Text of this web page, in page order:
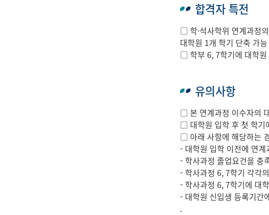
합격자 특전
□ 학·석사학위 연계과정
대학원 1개 학기 단축 가능
□ 학부 6, 7학기에 대학원
유의사항
□ 본 연계과정 이수자의
□ 대학원 입학 후 첫 학기
□ 아래 사항에 해당하는
- 대학원 입학 이전에 연
- 학사과정 졸업요건을 충
- 학사과정 6, 7학기 각각
- 학사과정 6, 7학기에 대
- 대학원 신입생 등록기간
.